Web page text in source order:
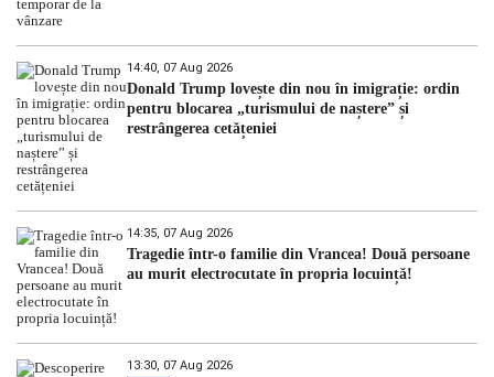
14:40, 07 Aug 2026
Donald Trump lovește din nou în imigrație: ordin
pentru blocarea „turismului de naștere” și
restrângerea cetățeniei
14:35, 07 Aug 2026
Tragedie într-o familie din Vrancea! Două persoane
au murit electrocutate în propria locuință!
13:30, 07 Aug 2026